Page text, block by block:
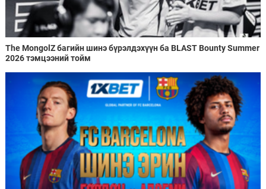
The MongolZ багийн шинэ бүрэлдэхүүн ба BLAST Bounty Summer
2026 тэмцээний тойм